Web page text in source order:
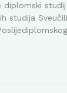
diplomski
studija